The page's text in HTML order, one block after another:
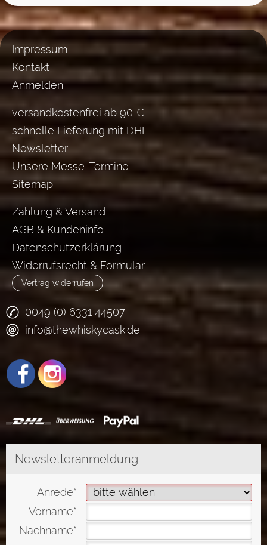
Impressum
Kontakt
Anmelden
versandkostenfrei ab 90 €
schnelle Lieferung mit DHL
Newsletter
Unsere Messe-Termine
Sitemap
Zahlung & Versand
AGB & Kundeninfo
Datenschutzerklärung
Widerrufsrecht & Formular
Vertrag widerrufen
0049 (0) 6331 44507
info@thewhiskycask.de